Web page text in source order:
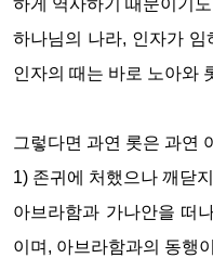
하게 역사하기 때문이기
하나님의 나라, 인자가 임
인자의 때는 바로 노아와
그렇다면 과연 롯은 과연
1) 존귀에 처했으나 깨닫
아브라함과 가나안을 떠
이며, 아브라함과의 동행